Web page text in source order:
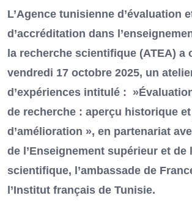
L’Agence tunisienne d’évaluation
d’accréditation dans
la recherche scientifique (ATEA) a
vendredi 17 octobre 2025, un
d’expériences intitulé :
de recherche : aperçu historique
d’amélioration », en partenariat
de l’Enseignement supérieur et de
scientifique, l’ambassade de
l’Institut français de Tunisie.